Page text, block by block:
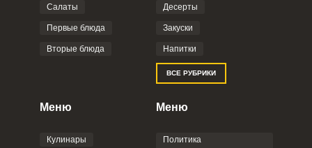
Фото до 4 шт, до 5 mb
Отправляя эту форму, вы соглашаетесь с
Политикой
Пользовательским
соглашением
Салаты
Первые блюда
Вторые блюда
Десерты
Закуски
Напитки
ВСЕ РУБРИКИ
Меню
Кулинары
Меню
Политика